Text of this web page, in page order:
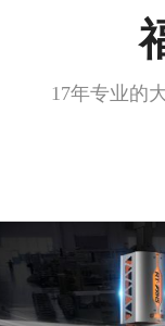
17年专业的